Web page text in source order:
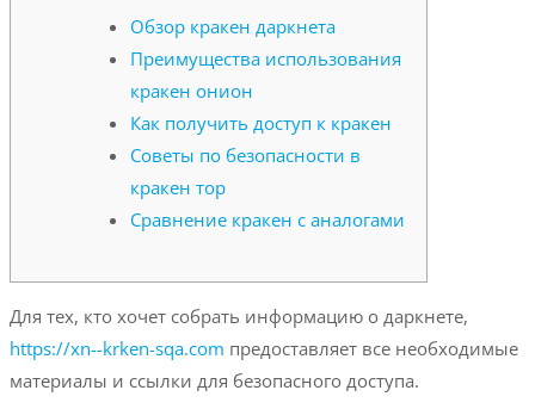
Обзор кракен даркнета
Преимущества использования
кракен онион
Как получить доступ к кракен
Советы по безопасности в
кракен тор
Сравнение кракен с аналогами
Для тех, кто хочет собрать информацию о даркнете,
https://xn--krken-sqa.com предоставляет все необходимые
материалы и ссылки для безопасного доступа.